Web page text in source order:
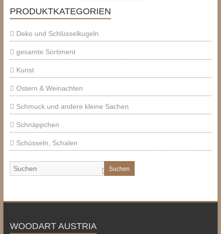
PRODUKTKATEGORIEN
Deko und Schlüsselkugeln
gesamte Sortiment
Kunst
Ostern & Weinachten
Schmuck und andere kleine Sachen
Schnäppchen
Schüsseln, Schalen
Suchen
WOODART AUSTRIA